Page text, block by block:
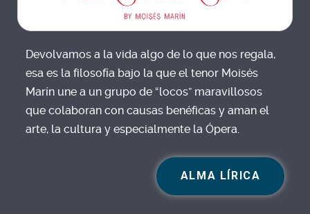
Devolvamos a la vida algo de lo que nos regala,
esa es la filosofía bajo la que el tenor Moisés
Marín une a un grupo de “locos” maravillosos
que colaboran con causas benéficas y aman el
arte, la cultura y especialmente la Ópera.
ALMA LÍRICA